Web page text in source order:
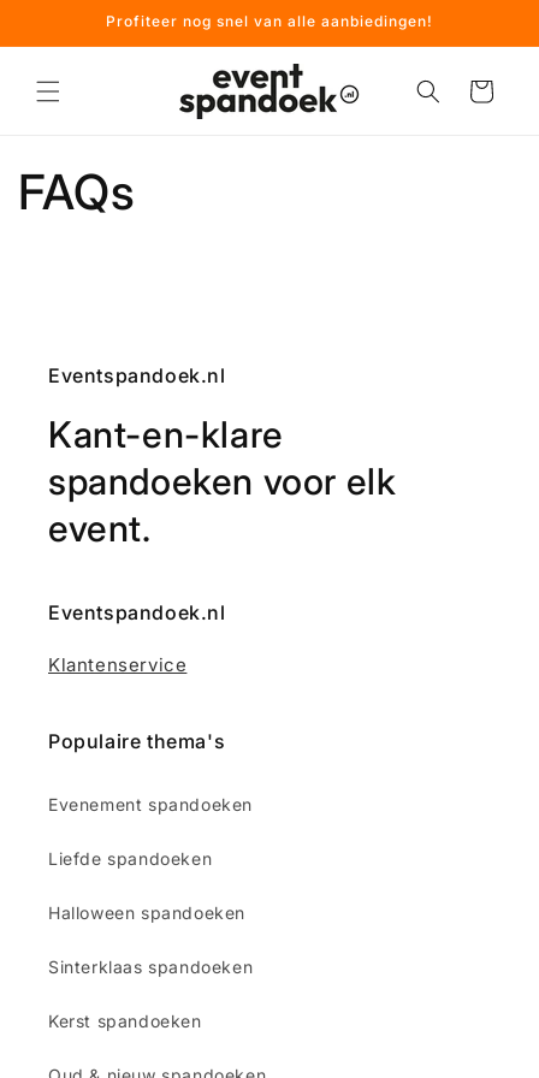
content
Profiteer nog snel van alle aanbiedingen!
Winkelwagen
FAQs
Eventspandoek.nl
Kant-en-klare
spandoeken voor elk
event.
Eventspandoek.nl
Klantenservice
Populaire thema's
Evenement spandoeken
Liefde spandoeken
Halloween spandoeken
Sinterklaas spandoeken
Kerst spandoeken